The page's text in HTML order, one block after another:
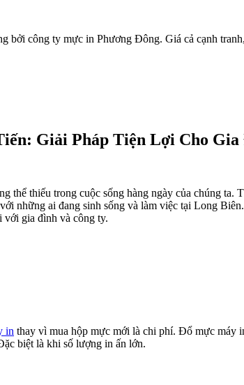
bởi công ty mực in Phương Đông. Giá cả cạnh
Giải Pháp Tiện Lợi Cho
thể thiếu trong cuộc sống hàng ngày của chúng
những ai đang sinh sống và làm việc tại Long
với gia đình và công ty.
in thay vì mua hộp mực mới là chi phí. Đổ mực máy
biệt là khi số lượng in ấn lớn.